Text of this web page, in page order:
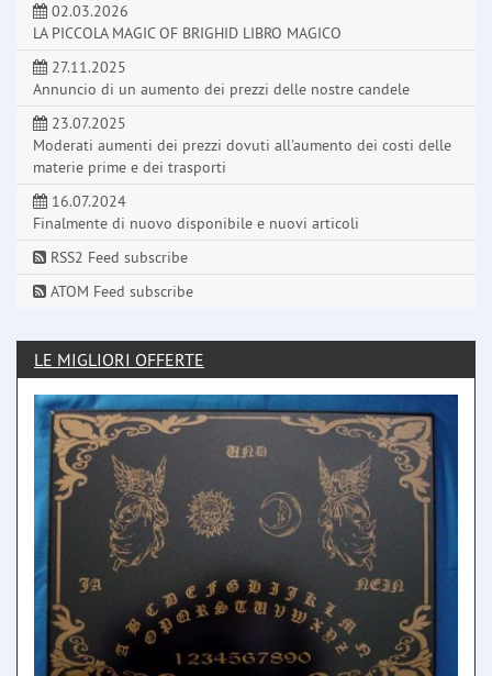
02.03.2026
LA PICCOLA MAGIC OF BRIGHID LIBRO MAGICO
27.11.2025
Annuncio di un aumento dei prezzi delle nostre candele
23.07.2025
Moderati aumenti dei prezzi dovuti all'aumento dei costi delle
materie prime e dei trasporti
16.07.2024
Finalmente di nuovo disponibile e nuovi articoli
RSS2 Feed subscribe
ATOM Feed subscribe
LE MIGLIORI OFFERTE